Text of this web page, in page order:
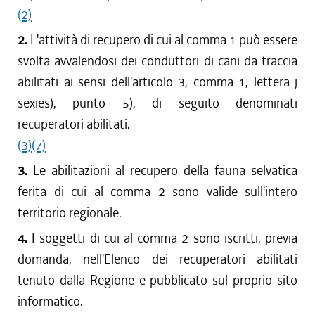
dal 01/06/2016 al 12/08/2016
dal 01/04/2016 al 31/05/2016
dal 17/03/2016 al 31/03/2016
dal 01/04/2015 al 16/03/2016
dal 29/01/2015 al 31/03/2015
dal 18/12/2014 al 28/01/2015
dal 01/04/2014 al 17/12/2014
dal 08/08/2013 al 31/03/2014
dal 01/04/2013 al 07/08/2013
dal 17/08/2012 al 31/03/2013
dal 01/01/2012 al 31/03/2012
dal 25/08/2011 al 31/12/2011
dal 01/04/2011 al 24/08/2011
dal 01/01/2011 al 31/03/2011
dal 28/10/2010 al 31/12/2010
(2)
2. L'attività di recupero di cui al comma 1 può essere
svolta avvalendosi dei conduttori di cani da traccia
abilitati ai sensi dell'articolo 3, comma 1, lettera j
sexies), punto 5), di seguito denominati
recuperatori abilitati.
(3)(7)
3. Le abilitazioni al recupero della fauna selvatica
ferita di cui al comma 2 sono valide sull'intero
territorio regionale.
4. I soggetti di cui al comma 2 sono iscritti, previa
domanda, nell'Elenco dei recuperatori abilitati
tenuto dalla Regione e pubblicato sul proprio sito
informatico.